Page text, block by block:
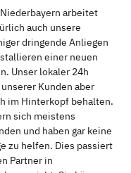
arbeitet
auch unsere
dringende Anliegen
einer neuen
Unser lokaler 24h
Kunden aber
im Hinterkopf behalten.
sich meistens
und haben gar keine
zu helfen. Dies passiert
Partner in